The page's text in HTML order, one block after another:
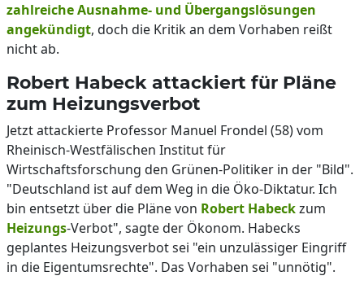
zahlreiche Ausnahme- und Übergangslösungen
angekündigt, doch die Kritik an dem Vorhaben reißt
nicht ab.
Robert Habeck attackiert für Pläne
zum Heizungsverbot
Jetzt attackierte Professor Manuel Frondel (58) vom
Rheinisch-Westfälischen Institut für
Wirtschaftsforschung den Grünen-Politiker in der "Bild".
"Deutschland ist auf dem Weg in die Öko-Diktatur. Ich
bin entsetzt über die Pläne von Robert Habeckzum
Heizungs-Verbot", sagte der Ökonom. Habecks
geplantes Heizungsverbot sei "ein unzulässiger Eingriff
in die Eigentumsrechte". Das Vorhaben sei "unnötig".